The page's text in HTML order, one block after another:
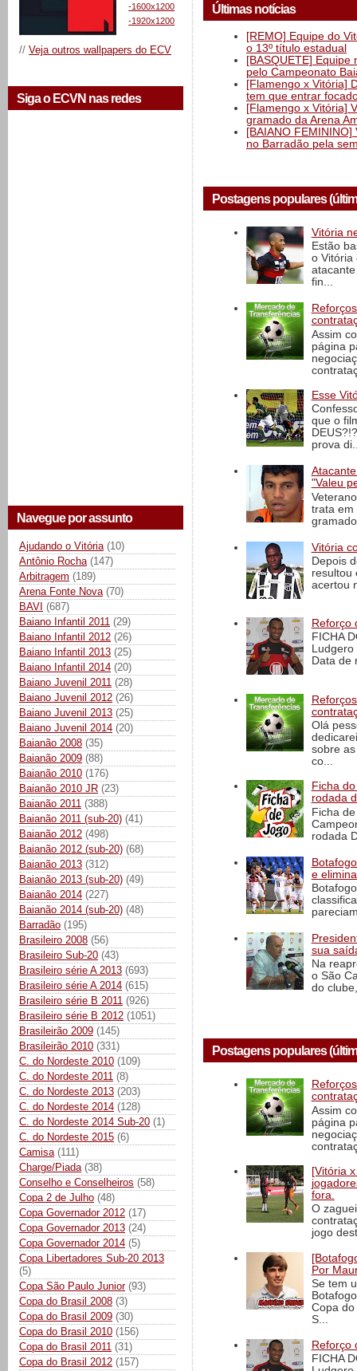
-1600x1200
-1920x1200
// Veja outros wallpapers do ECV
Siga o ECVN nas redes
Navegue por assunto
Ajudando o Vitória (10)
Antônio Rocha (147)
Arbitragem (189)
Arena Fonte Nova (70)
BAVI (687)
Baiano Infantil 2011 (29)
Baiano Infantil 2012 (26)
Baiano Infantil 2013 (25)
Baiano Infantil 2014 (20)
Baiano Juvenil 2011 (28)
Baiano Juvenil 2012 (26)
Baiano Juvenil 2013 (25)
Baiano Juvenil 2014 (20)
Baianão 2008 (35)
Baianão 2009 (88)
Baianão 2010 (176)
Baianão 2010 JR (23)
Baianão 2011 (388)
Baianão 2011 (sub-20) (41)
Baianão 2012 (498)
Baianão 2012 (sub-20) (68)
Baianão 2013 (312)
Baianão 2013 (sub-20) (49)
Baianão 2014 (227)
Baianão 2014 (sub-20) (48)
Barradão (195)
Brasileiro 2008 (56)
Brasileiro Sub-20 (43)
Brasileiro série A 2013 (693)
Brasileiro série A 2014 (615)
Brasileiro série B 2011 (926)
Brasileiro série B 2012 (1051)
Brasileirão 2009 (145)
Brasileirão 2010 (331)
C. do Nordeste 2010 (109)
C. do Nordeste 2011 (8)
C. do Nordeste 2013 (203)
C. do Nordeste 2014 (128)
C. do Nordeste 2014 Sub-20 (1)
C. do Nordeste 2015 (6)
Camisa (111)
Charge/Piada (38)
Conselho e Conselheiros (58)
Copa 2 de Julho (48)
Copa Governador 2012 (17)
Copa Governador 2013 (24)
Copa Governador 2014 (5)
Copa Libertadores Sub-20 2013
(5)
Copa São Paulo Junior (93)
Copa do Brasil 2008 (3)
Copa do Brasil 2009 (30)
Copa do Brasil 2010 (156)
Copa do Brasil 2011 (31)
Copa do Brasil 2012 (157)
Últimas notícias
[REMO] Equipe do
o 13º título estadual
[BASQUETE]
pelo Campeonato
[Flamengo x Vitória]
tem que entrar
[Flamengo x Vitória]
gramado da Arena
[BAIANO
no Barradão pela
Postagens populares
Vitória
Estão
o Vitória
fin...
Assim
página
Esse
que o
prova
"Valeu
trata em
Vitória
Depois
resultou
acertou
Reforço
FICHA
Data de
Olá
sobre
co...
Ficha
rodada
Ficha
rodada
e
sua
Na
o São
do
Postagens populares
Assim
página
[Vitória
fora.
O
jogo
Por
Se tem
Copa
S...
Reforço
FICHA